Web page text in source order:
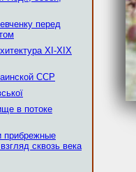
перед
XI-XIX
ССР
в потоке
прибрежные
сквозь века